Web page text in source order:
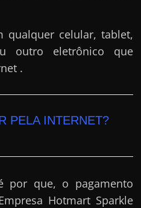
qualquer celular, tablet,
outro eletrônico que
.
PELA INTERNET?
por que, o pagamento
Hotmart Sparkle